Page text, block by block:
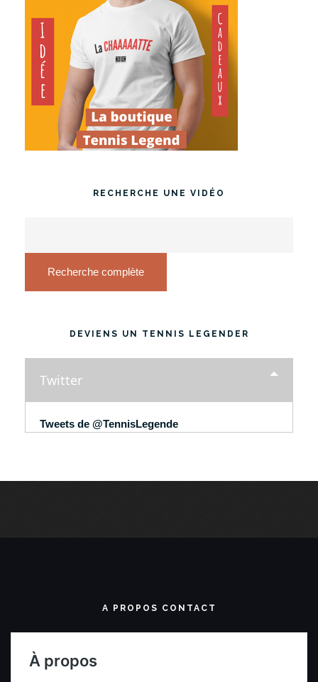
RECHERCHE UNE VIDÉO
Recherche complète
DEVIENS UN TENNIS LEGENDER
Twitter
Tweets de @TennisLegende
A PROPOS CONTACT